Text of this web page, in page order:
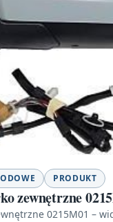
PRODUKT
zewnętrzne
0215M01 –